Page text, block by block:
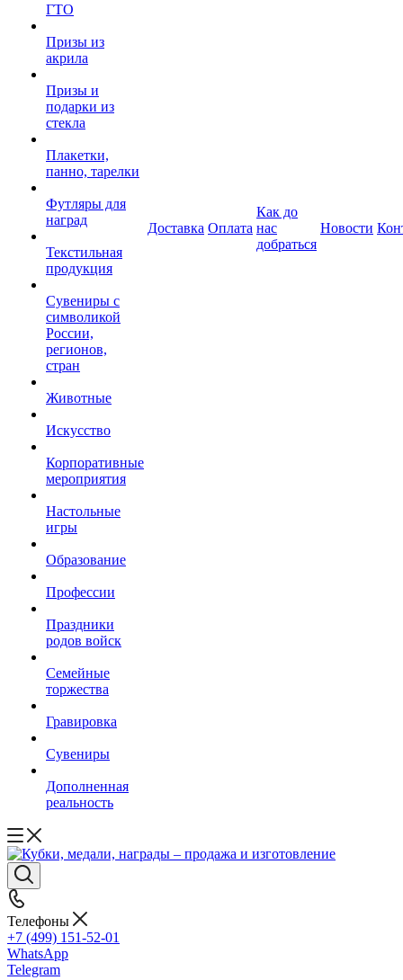
ГТО
Призы из
акрила
Призы и
подарки из
стекла
Плакетки,
панно, тарелки
Футляры для
наград
Текстильная
продукция
Сувениры с
символикой
России,
регионов,
стран
Животные
Искусство
Корпоративные
мероприятия
Настольные
игры
Образование
Профессии
Праздники
родов войск
Семейные
торжества
Гравировка
Сувениры
Дополненная
реальность
Доставка Оплата
Как до
нас
добраться
Новости
Телефоны
+7 (499) 151-52-01
WhatsApp
Telegram